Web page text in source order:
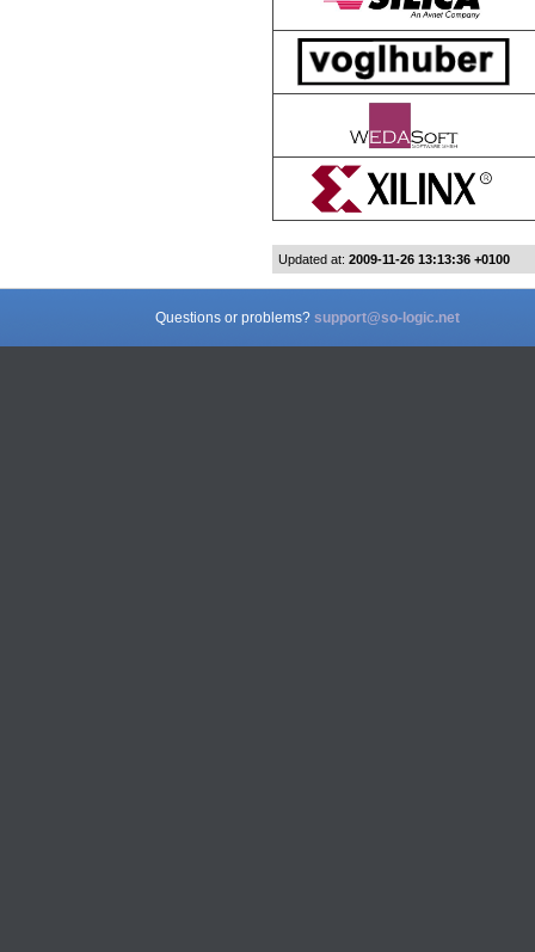
Updated at: 2009-11-26 13:13:36 +0100
Questions or problems? support@so-logic.net